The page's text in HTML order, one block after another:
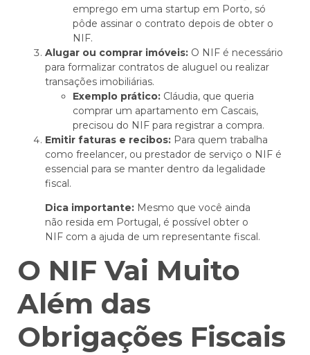
emprego em uma startup em Porto, só
pôde assinar o contrato depois de obter o
NIF.
Alugar ou comprar imóveis: O NIF é necessário
para formalizar contratos de aluguel ou realizar
transações imobiliárias.
Exemplo prático: Cláudia, que queria
comprar um apartamento em Cascais,
precisou do NIF para registrar a compra.
Emitir faturas e recibos: Para quem trabalha
como freelancer, ou prestador de serviço o NIF é
essencial para se manter dentro da legalidade
fiscal.
Dica importante: Mesmo que você ainda
não resida em Portugal, é possível obter o
NIF com a ajuda de um representante fiscal.
O NIF Vai Muito
Além das
Obrigações Fiscais